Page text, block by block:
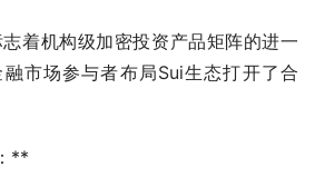
着机构级加密投资产品矩阵的进一
市场参与者布局Sui生态打开了合
**